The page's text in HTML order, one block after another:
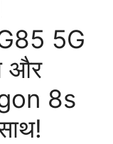
5G
और
8s